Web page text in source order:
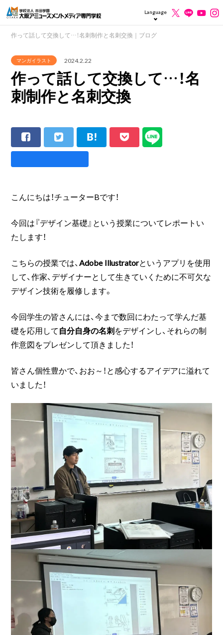
Language
作って話して交換して…！名刺制作と名刺交換｜ブログ
マンガイラスト 2024.2.22
作って話して交換して…！名
刺制作と名刺交換
こんにちは！チューターBです！
今回は『デザイン基礎』という授業についてレポートい
たします！
こちらの授業では、Adobe Illustratorというアプリを使用
して、作家、デザイナーとして生きていくために不可欠な
デザイン技術を履修します。
今回学生の皆さんには、今まで数回にわたって学んだ基
礎を応用して自分自身の名刺をデザインし、それらの制
作意図をプレゼンして頂きました！
皆さん個性豊かで、おお～！と感心するアイデアに溢れて
いました！